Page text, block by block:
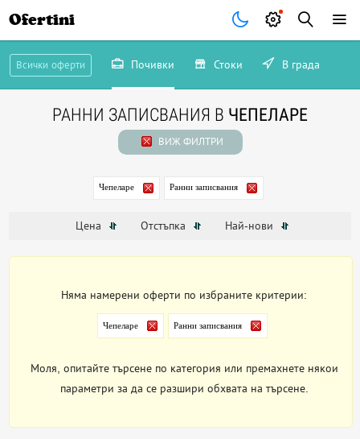
Ofertini
Всички оферти Почивки Стоки В града
РАННИ ЗАПИСВАНИЯ В ЧЕПЕЛАРЕ
ВИЖ ФИЛТРИ
Чепеларе Ранни записвания
Цена Отстъпка Най-нови
Няма намерени оферти по избраните критерии:
Чепеларе Ранни записвания
Моля, опитайте търсене по категория или премахнете някои
параметри за да се разшири обхвата на търсене.